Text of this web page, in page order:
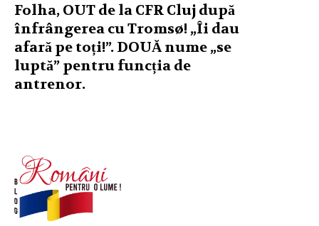
Folha, OUT de la CFR Cluj după
înfrângerea cu Tromsø! „Îi dau
afară pe toți!”. DOUĂ nume „se
luptă” pentru funcția de
antrenor.